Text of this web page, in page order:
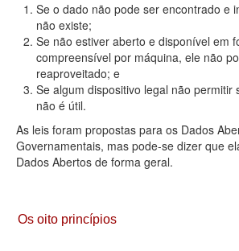
Se o dado não pode ser encontrado e
não existe;
Se não estiver aberto e disponível em
compreensível por máquina, ele não
reaproveitado; e
Se algum dispositivo legal não permitir
não é útil.
As leis foram propostas para os Dados
Governamentais, mas pode-se dizer que
Dados Abertos de forma geral.
Os oito princípios